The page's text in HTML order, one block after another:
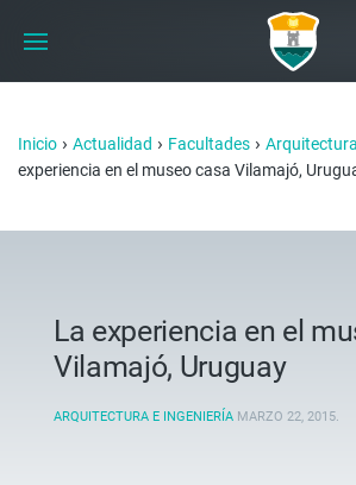
Inicio › Actualidad › Facultades ›
experiencia en el museo casa Vilamajó,
La experiencia en el
Vilamajó, Uruguay
ARQUITECTURA E INGENIERÍA MARZO 22, 2015.